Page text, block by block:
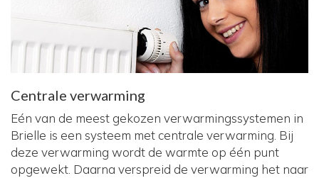
Centrale verwarming
Eén van de meest gekozen verwarmingssystemen in
Brielle is een systeem met centrale verwarming. Bij
deze verwarming wordt de warmte op één punt
opgewekt. Daarna verspreid de verwarming het naar